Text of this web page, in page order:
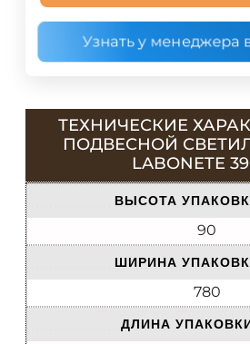
Узнать у менеджера
ТЕХНИЧЕСКИЕ
ПОДВЕСНОЙ
LABONETE
ВЫСОТА
90
ШИРИНА
780
ДЛИНА